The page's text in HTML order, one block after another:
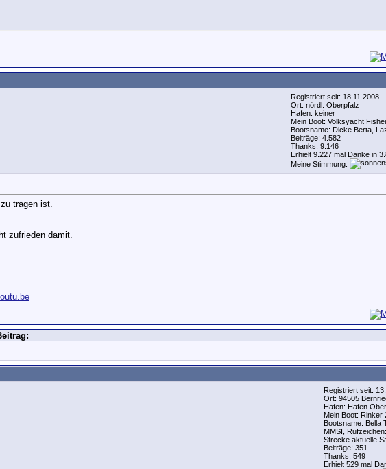
Registriert seit: 18.11.2008
Ort: nördl. Oberpfalz
Hafen: keiner
Mein Boot: Volksyacht
Bootsname: Dicke Berta,
Beiträge: 4.582
Thanks: 9.146
Erhielt 9.227 mal Danke in
Meine Stimmung:
tragen ist.
zufrieden damit.
Registriert seit:
Ort: 94505
Hafen: Hafen
Mein Boot: Rinker
Bootsname: Bella
MMSI,
Strecke aktuelle
Beiträge: 351
Thanks: 549
Erhielt 529 mal